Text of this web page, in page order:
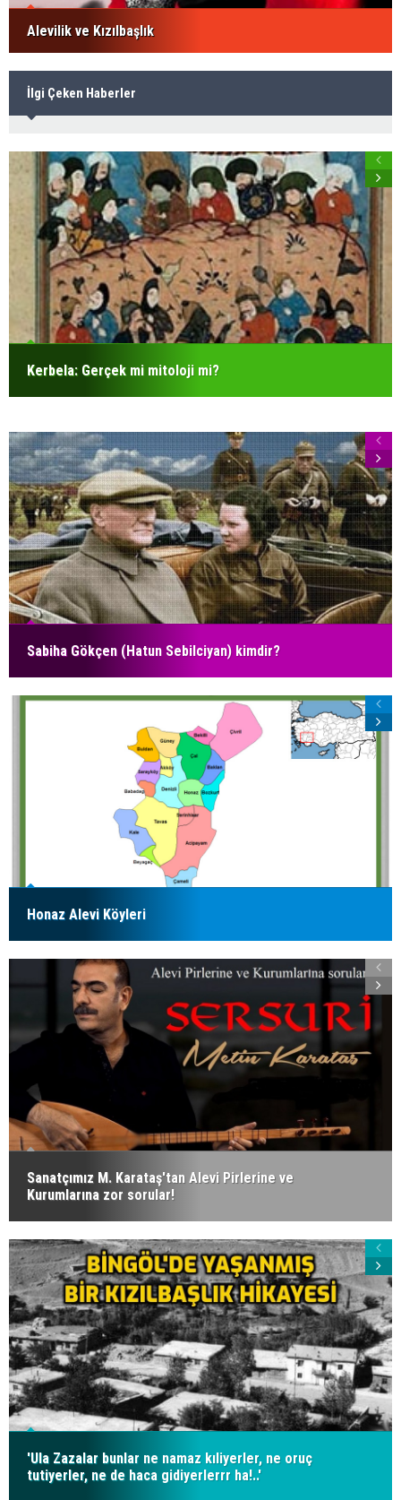
Alevilik ve Kızılbaşlık
İlgi Çeken Haberler
Kerbela: Gerçek mi mitoloji mi?
Sabiha Gökçen (Hatun Sebilciyan) kimdir?
Honaz Alevi Köyleri
Sanatçımız M. Karataş'tan Alevi Pirlerine ve
Kurumlarına zor sorular!
'Ula Zazalar bunlar ne namaz kıliyerler, ne oruç
tutiyerler, ne de haca gidiyerlerrr ha!..'